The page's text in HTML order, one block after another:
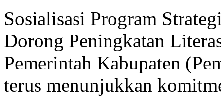
Sosialisasi Program
Dorong Peningkatan
Pemerintah Kabupaten
terus menunjukkan